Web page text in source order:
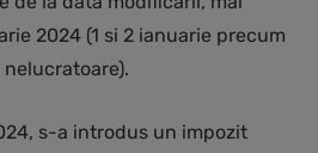
2024 (1 si 2 ianuarie precum
s-a introdus un impozit